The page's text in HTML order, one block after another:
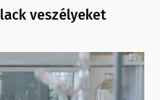
veszélyeket